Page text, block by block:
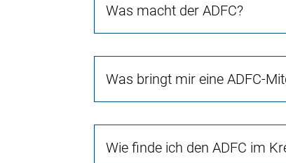
Was macht der ADFC?
Was bringt mir eine ADFC-
Wie finde ich den ADFC im